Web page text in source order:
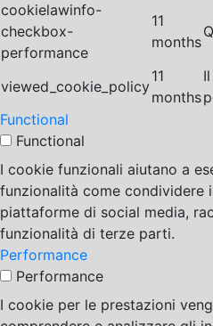
cookielawinfo-
checkbox-
performance
11
months
viewed_cookie_policy
11
months
Functional
Functional
I cookie funzionali aiutano a
funzionalità come condividere
piattaforme di social media,
funzionalità di terze parti.
Performance
Performance
I cookie per le prestazioni